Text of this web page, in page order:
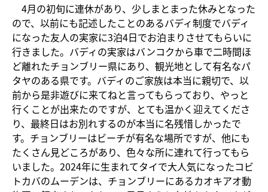
4月の初旬に連休があり、少しまとまった休みとなった
ので、以前にも記述したことのあるバディ制度でバディ
になった友人の実家に3泊4日でお泊まりさせてもらいに
行きました。バディの実家はバンコクから車で二時間ほ
ど離れたチョンブリー県にあり、観光地として有名なパ
タヤのある県です。バディのご家族は本当に親切で、以
前から是非遊びに来てねと言ってもらっており、やっと
行くことが出来たのですが、とても温かく迎えてくださ
り、最終日はお別れするのが本当に名残惜しかったで
す。チョンブリーはビーチが有名な場所ですが、他にも
たくさん見どころがあり、色々な所に連れて行ってもら
いました。2024年に生まれてタイで大人気になったコビ
トカバのムーデンは、チョンブリーにあるカオキアオ動